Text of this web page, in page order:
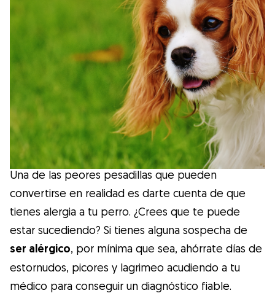
Accesorios
Educación Canina
Más contenido
Razas
Buscar cuidadores
¿Qué es Gudog?
Gudog es la forma más fácil de encontrar y
Una de las peores pesadillas que pueden
convertirse en realidad es darte cuenta de que
tienes alergia a tu perro. ¿Crees que te puede
estar sucediendo? Si tienes alguna sospecha de
ser alérgico, por mínima que sea, ahórrate días de
estornudos, picores y lagrimeo acudiendo a tu
médico para conseguir un diagnóstico fiable.